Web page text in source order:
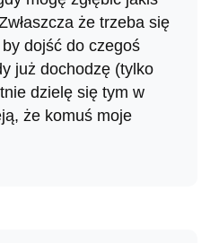
że trzeba się
dojść do czegoś
już dochodzę (tylko
dzielę się tym w
że komuś moje